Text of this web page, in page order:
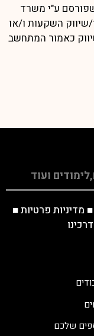
ע"י משרד
שיווק השקעות ו/או
כאמור המתחשב
ועוד
■ מדיניות פרטיות■
שלכם